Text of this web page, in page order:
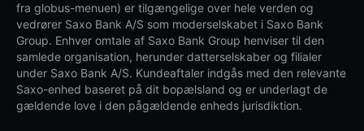
fra globus-menuen) er tilgængelige over hele verden og
vedrører Saxo Bank A/S som moderselskabet i Saxo Bank
Group. Enhver omtale af Saxo Bank Group henviser til den
samlede organisation, herunder datterselskaber og filialer
under Saxo Bank A/S. Kundeaftaler indgås med den relevante
Saxo-enhed baseret på dit bopælsland og er underlagt de
gældende love i den pågældende enheds jurisdiktion.